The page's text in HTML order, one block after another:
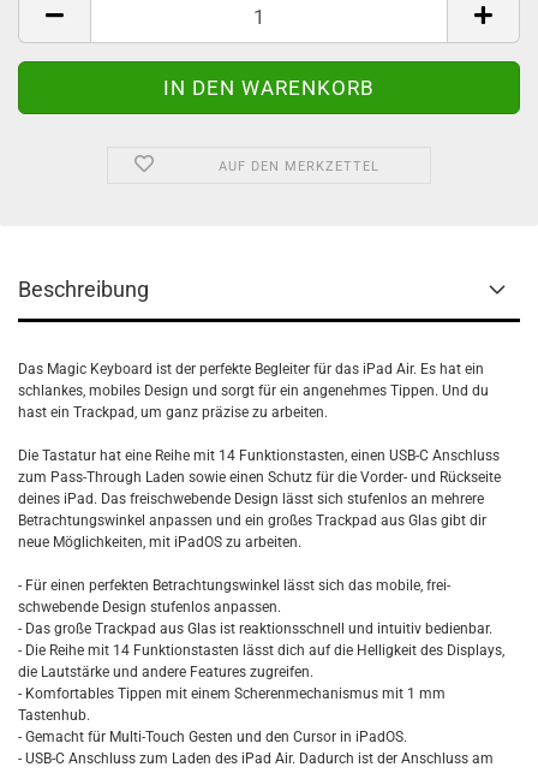
AUF DEN MERKZETTEL
Beschreibung
Das Magic Keyboard ist der perfekte Begleiter für das iPad Air. Es hat ein
schlankes, mobiles Design und sorgt für ein angenehmes Tippen. Und du
hast ein Trackpad, um ganz präzise zu arbeiten.
Die Tastatur hat eine Reihe mit 14 Funktions­tasten, einen USB-C Anschluss
zum Pass-Through Laden sowie einen Schutz für die Vorder- und Rückseite
deines iPad. Das frei­schwebende Design lässt sich stufenlos an mehrere
Betrachtungs­winkel anpassen und ein großes Trackpad aus Glas gibt dir
neue Möglichkeiten, mit iPadOS zu arbeiten.
- Für einen perfekten Betrachtungs­winkel lässt sich das mobile, frei­
schwebende Design stufenlos anpassen.
- Das große Trackpad aus Glas ist reaktions­schnell und intuitiv bedienbar.
- Die Reihe mit 14 Funktions­tasten lässt dich auf die Helligkeit des Displays,
die Laut­stärke und andere Features zugreifen.
- Komfortables Tippen mit einem Scheren­mechanismus mit 1 mm
Tastenhub.
- Gemacht für Multi-Touch Gesten und den Cursor in iPadOS.
- USB-C Anschluss zum Laden des iPad Air. Dadurch ist der Anschluss am